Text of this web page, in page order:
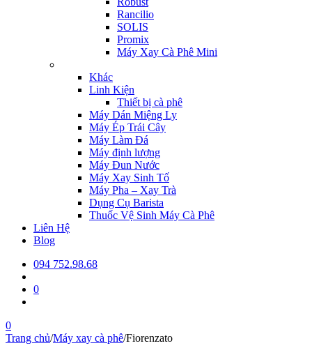
Rancilio
SOLIS
Promix
Máy Xay Cà Phê Mini
Khác
Linh Kiện
Thiết bị cà phê
Máy Dán Miệng Ly
Máy Ép Trái Cây
Máy Làm Đá
Máy định lượng
Máy Đun Nước
Máy Xay Sinh Tố
Máy Pha – Xay Trà
Dụng Cụ Barista
Thuốc Vệ Sinh Máy Cà Phê
Liên Hệ
Blog
094 752.98.68
0
0
Trang chủ/Máy xay cà phê/Fiorenzato